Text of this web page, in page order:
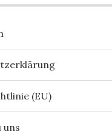
(EU)
uns